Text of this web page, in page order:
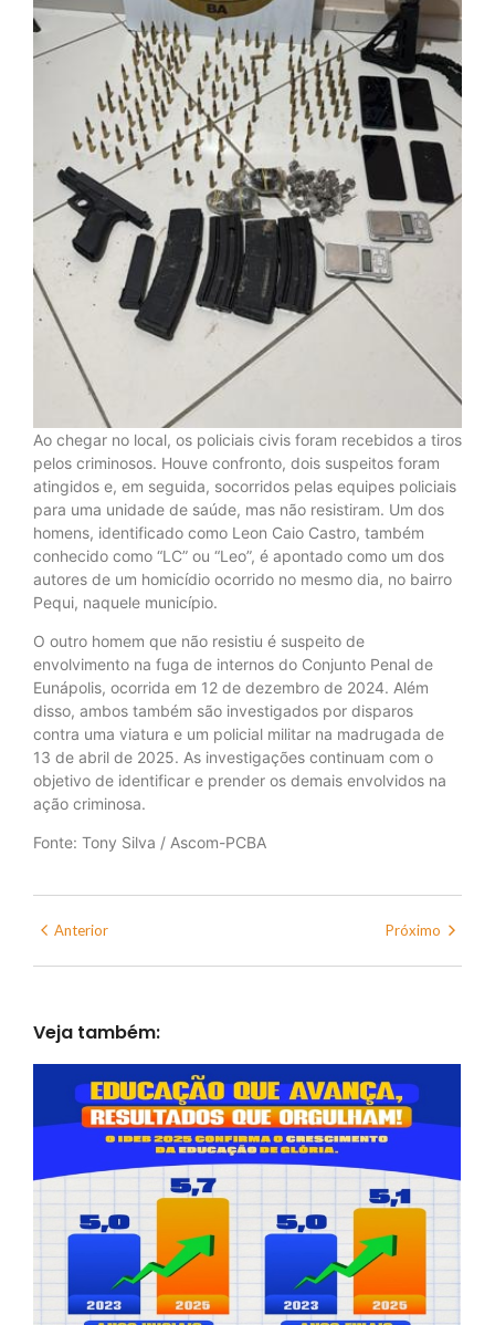
Ao chegar no local, os policiais civis foram recebidos a tiros
pelos criminosos. Houve confronto, dois suspeitos foram
atingidos e, em seguida, socorridos pelas equipes policiais
para uma unidade de saúde, mas não resistiram. Um dos
homens, identificado como Leon Caio Castro, também
conhecido como “LC” ou “Leo”, é apontado como um dos
autores de um homicídio ocorrido no mesmo dia, no bairro
Pequi, naquele município.
O outro homem que não resistiu é suspeito de
envolvimento na fuga de internos do Conjunto Penal de
Eunápolis, ocorrida em 12 de dezembro de 2024. Além
disso, ambos também são investigados por disparos
contra uma viatura e um policial militar na madrugada de
13 de abril de 2025. As investigações continuam com o
objetivo de identificar e prender os demais envolvidos na
ação criminosa.
Fonte: Tony Silva / Ascom-PCBA
Anterior Próximo
Veja também: